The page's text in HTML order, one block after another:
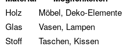
Holz
Möbel, Deko-Elemente
Glas
Vasen, Lampen
Stoff
Taschen, Kissen